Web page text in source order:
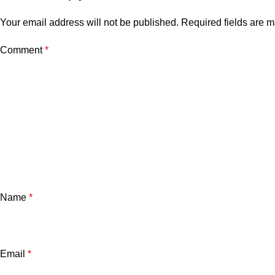
Your email address will not be published. Required fields are
Comment*
Name *
Email *